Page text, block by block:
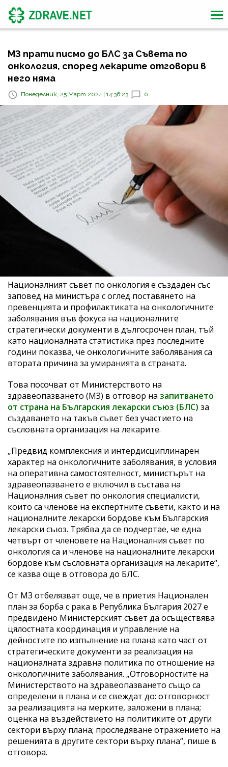
МЗ прати писмо до БЛС за Съвета по
онкология, според лекарите отговори в
него няма
Понеделник, 25 Март 2024 | 14:36:23 0
Националният съвет по онкология е създаден със
заповед на министъра с оглед поставянето на
превенцията и профилактиката на онкологичните
заболявания във фокуса на националните
стратегически документи в дългосрочен план, тъй
като националната статистика през последните
години показва, че онкологичните заболявания са
втората причина за умиранията в страната.
Това посочват от Министерството на
здравеопазването (МЗ) в отговор на запитването
от страна на Българския лекарски съюз (БЛС) за
създаването на такъв съвет без участието на
съсловната организация на лекарите.
„Предвид комплексния и интердисциплинарен
характер на онкологичните заболявания, в условия
на оперативна самостоятелност, министърът на
здравеопазването е включил в състава на
Националния съвет по онкология специалисти,
които са членове на експертните съвети, както и на
националните лекарски бордове към Българския
лекарски съюз. Трябва да се подчертае, че една
четвърт от членовете на Националния съвет по
онкология са и членове на националните лекарски
бордове към съсловната организация на лекарите“,
се казва още в отговора до БЛС.
От МЗ отбелязват още, че в приетия Национален
план за борба с рака в Република България 2027 е
предвидено Министерският съвет да осъществява
цялостната координация и управление на
дейностите по изпълнение на плана като част от
стратегическите документи за реализация на
националната здравна политика по отношение на
онкологичните заболявания. „Отговорностите на
Министерството на здравеопазването също са
определени в плана и се свеждат до: отговорност
за реализацията на мерките, заложени в плана;
оценка на въздействието на политиките от други
сектори върху плана; проследяване отражението на
решенията в другите сектори върху плана“, пише в
отговора.